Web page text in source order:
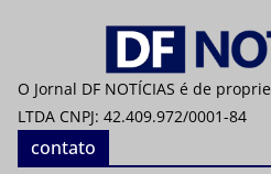
O Jornal DF NOTÍCIAS é de
LTDA CNPJ: 42.409.972/0001-84
contato